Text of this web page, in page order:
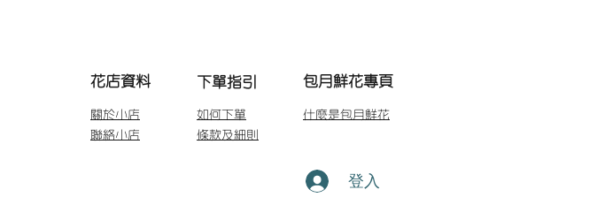
​花店資料 下單指引 包月鮮花專頁
關於小店
聯絡小店
如何下單
條款及細則
什麼是包月鮮花
登入